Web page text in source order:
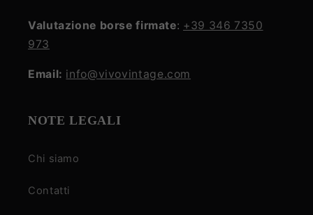
Valutazione borse firmate: +39 346 7350
973
Email: info@vivovintage.com
NOTE LEGALI
Chi siamo
Contatti